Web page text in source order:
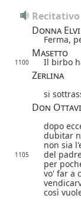
Recitativo
Donna
Ferma,
Masetto
1100 Il birbo
Zerlina
si
Don
dopo
dubitar
non sia
1105 del
per
vo' far a
così